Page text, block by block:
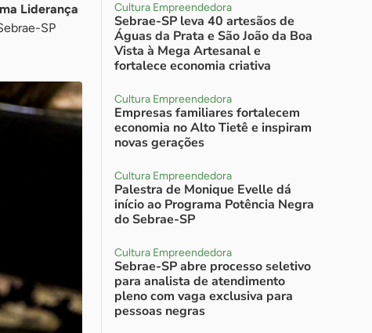
Liderança
SP
Cultura Empreendedora
Sebrae-SP leva 40 artesãos de
Águas da Prata e São João da Boa
Vista à Mega Artesanal e
fortalece economia criativa
Cultura Empreendedora
Empresas familiares fortalecem
economia no Alto Tietê e inspiram
novas gerações
Cultura Empreendedora
Palestra de Monique Evelle dá
início ao Programa Potência Negra
do Sebrae-SP
Cultura Empreendedora
Sebrae-SP abre processo seletivo
para analista de atendimento
pleno com vaga exclusiva para
pessoas negras